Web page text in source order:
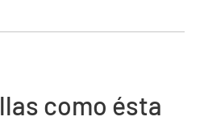
riesgoscomo ésta